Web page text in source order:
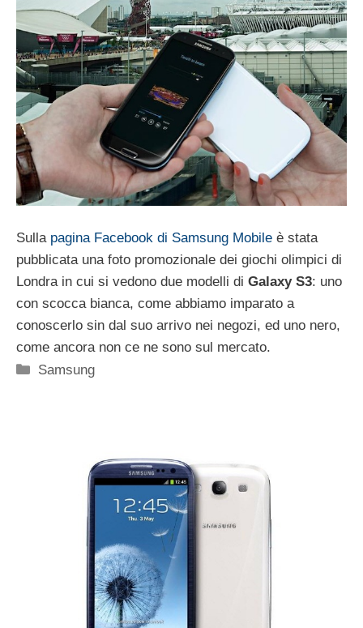
Sulla pagina Facebook di Samsung Mobile è stata
pubblicata una foto promozionale dei giochi olimpici di
Londra in cui si vedono due modelli di Galaxy S3: uno
con scocca bianca, come abbiamo imparato a
conoscerlo sin dal suo arrivo nei negozi, ed uno nero,
come ancora non ce ne sono sul mercato.
Categorie
Samsung